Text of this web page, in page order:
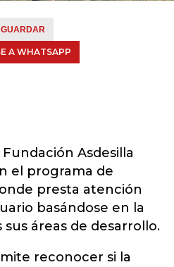
GUARDAR
A WHATSAPP
Asdesilla
el programa de
presta atención
basándose en la
áreas de desarrollo.
reconocer si la